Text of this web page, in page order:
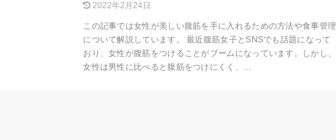
2022年2月24日
この記事では女性が美しい腹筋を手に入れるための方法や食事管理
について解説しています。 最近腹筋女子とSNSでも話題になって
おり、女性が腹筋をつけることがブームになっています。しかし、
女性は男性に比べると腹筋をつけにくく、…